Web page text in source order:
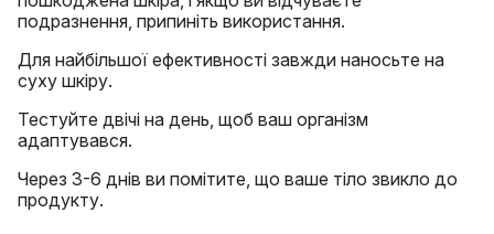
подразнення, припиніть використання.
Для найбільшої ефективності завжди наносьте на
суху шкіру.
Тестуйте двічі на день, щоб ваш організм
адаптувався.
Через 3-6 днів ви помітите, що ваше тіло звикло до
продукту.